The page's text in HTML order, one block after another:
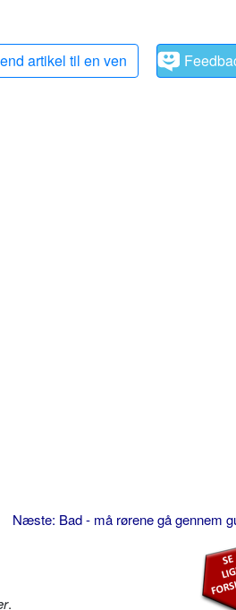
artikel til en ven
Næste: Bad - må rørene gå gennem
.